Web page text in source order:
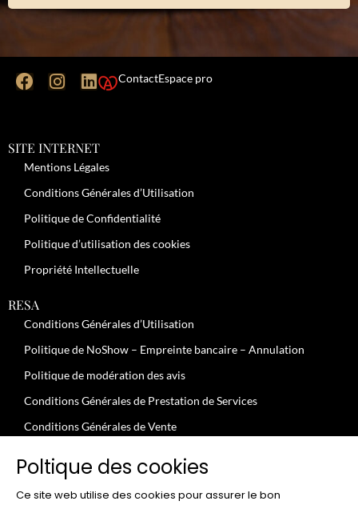
ContactEspace pro
SITE INTERNET
Mentions Légales
Conditions Générales d’Utilisation
Politique de Confidentialité
Politique d’utilisation des cookies
Propriété Intellectuelle
RESA
Conditions Générales d’Utilisation
Politique de NoShow – Empreinte bancaire – Annulation
Politique de modération des avis
Conditions Générales de Prestation de Services
Conditions Générales de Vente
JOBS
Conditions Générales – Clients Professionnels
Poltique des cookies
Ce site web utilise des cookies pour assurer le bon